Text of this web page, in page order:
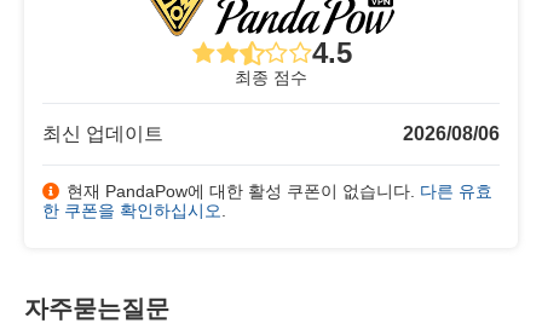
4.5
최종 점수
최신 업데이트 2026/08/06
현재 PandaPow에 대한 활성 쿠폰이 없습니다. 다른 유효
한 쿠폰을 확인하십시오
자주묻는질문